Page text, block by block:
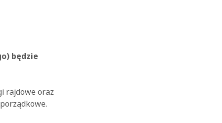
będzie
rajdowe oraz